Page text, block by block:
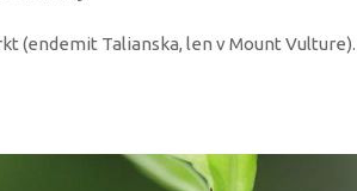
(endemit Talianska, len v Mount Vulture).